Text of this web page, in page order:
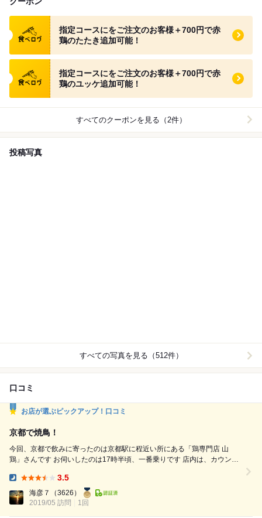
食べログ クーポン
指定コースにをご注文のお客様＋700円で赤
鶏のたたき追加可能！
食べログ クーポン
指定コースにをご注文のお客様＋700円で赤
鶏のユッケ追加可能！
すべてのクーポンを見る（2件）
投稿写真
すべての写真を見る（512件）
口コミ
お店が選ぶピックアップ！口コミ
京都で焼鳥！
今回、京都で飲みに寄ったのは京都駅に程近い所にある「鶏専門店 山
鶏」さんです お伺いしたのは17時半頃、一番乗りです 店内は、カウンタ
す、、 飲み物は、チリ産の赤ワイン、ボトルで@2,500 食べ物は、おす
すめメニューから 田舎鶏若様 むねのたたき@770 かもロース@550 地野
菜の...
3.5
海彦７
（3626）
2019/05 訪問
1回